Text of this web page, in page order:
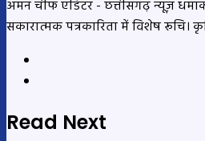
अमन चीफ एडिटर - छत्तीसगढ़ न्यूज़
सकारात्मक पत्रकारिता में विशेष रूचि।
Read Next